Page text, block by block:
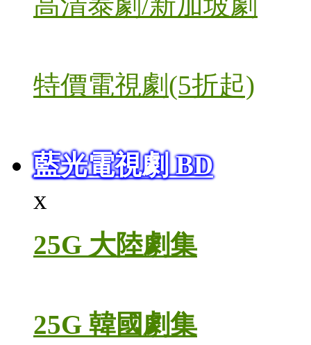
特價電視劇(5折起)
藍光電視劇 BD
x
25G 大陸劇集
25G 韓國劇集